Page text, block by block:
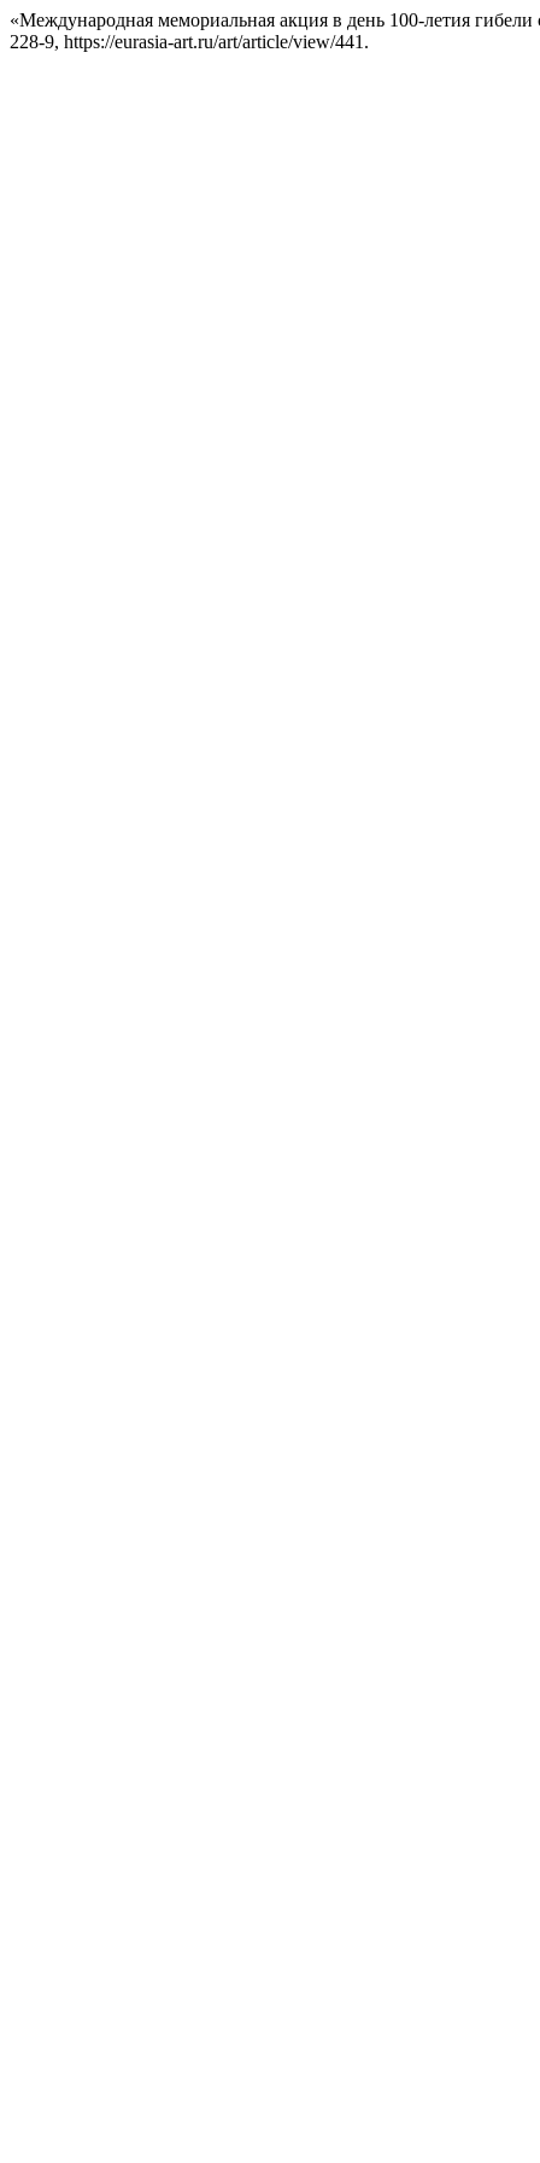
«Международная мемориальная акция в день 100-летия
228-9, https://eurasia-art.ru/art/article/view/441.